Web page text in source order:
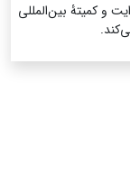
و کمیتۀ بین‌المللی